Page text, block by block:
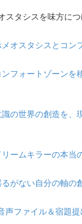
タシスを味方につ
オスタシスとコン
フォートゾーンを
の世界の創造を、
ームキラーの本当
がない自分の軸の
ファイル＆宿題提